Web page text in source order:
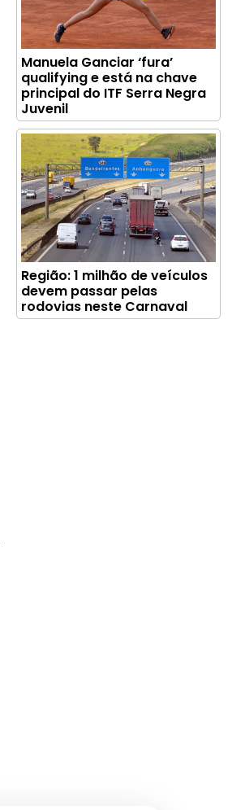
Manuela Ganciar ‘fura’
qualifying e está na chave
principal do ITF Serra Negra
Juvenil
Região: 1 milhão de veículos
devem passar pelas
rodovias neste Carnaval